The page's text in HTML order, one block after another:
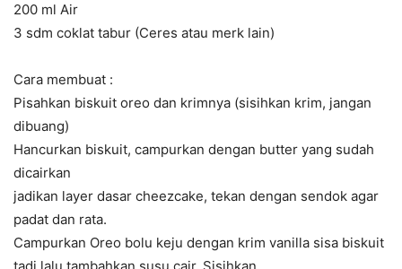
200 ml Air
3 sdm coklat tabur (Ceres atau merk lain)
Cara membuat :
Pisahkan biskuit oreo dan krimnya (sisihkan krim, jangan
dibuang)
Hancurkan biskuit, campurkan dengan butter yang sudah
dicairkan
jadikan layer dasar cheezcake, tekan dengan sendok agar
padat dan rata.
Campurkan Oreo bolu keju dengan krim vanilla sisa biskuit